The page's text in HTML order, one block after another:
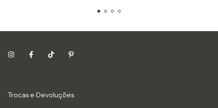
Trocas e Devoluções